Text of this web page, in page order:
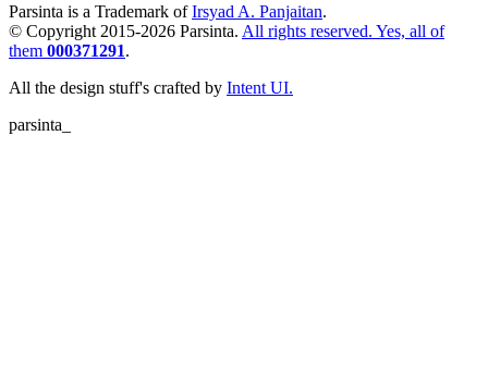
Parsinta is a Trademark of Irsyad A. Panjaitan.
© Copyright 2015-2026 Parsinta. All rights reserved. Yes, all of
them 000371291.
All the design stuff's crafted by Intent UI.
parsinta_